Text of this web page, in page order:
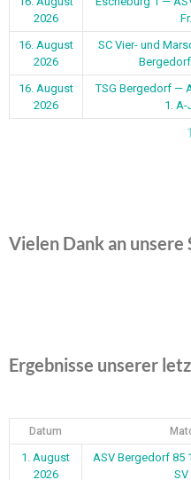
2026
Fr.
16. August
2026
SC Vier- und
Bergedorf
16. August
2026
TSG Bergedorf —
1. A-
1
Vielen Dank an unsere
Ergebnisse unserer
Datum
1. August
2026
ASV Bergedorf 85
SV